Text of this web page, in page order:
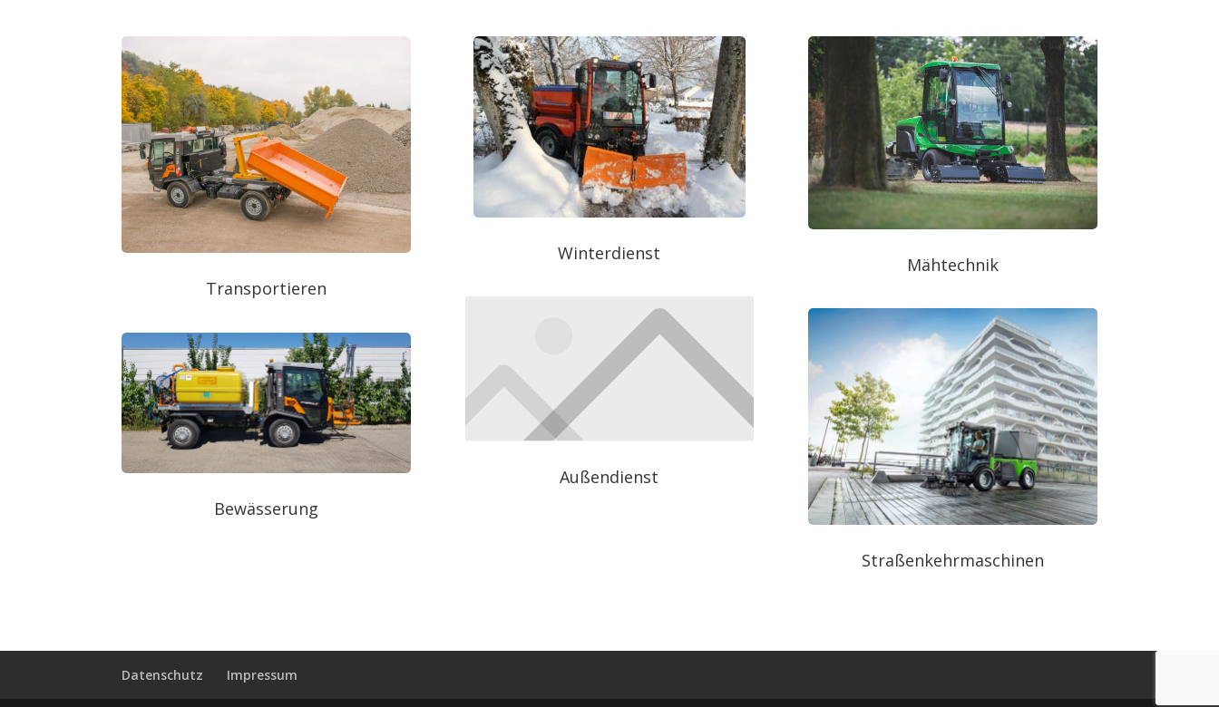
Transportieren
Bewässerung
Winterdienst
Außendienst
Mähtechnik
Straßenkehrmaschinen
Datenschutz Impressum